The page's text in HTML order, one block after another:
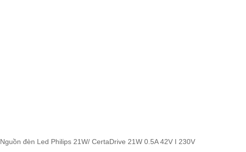
Nguồn đèn Led Philips 21W/ CertaDrive 21W 0.5A 42V I 230V